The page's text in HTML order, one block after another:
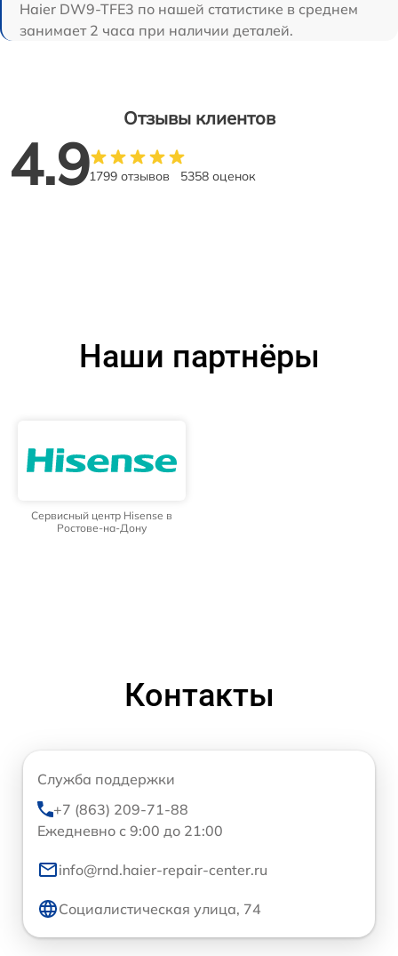
Haier DW9-TFE3 по нашей статистике в среднем
занимает 2 часа при наличии деталей.
Отзывы клиентов
4.91799 отзывов 5358 оценок
Наши партнёры
Сервисный центр Hisense в
Ростове-на-Дону
Контакты
Служба поддержки
+7 (863) 209-71-88
Ежедневно с 9:00 до 21:00
info@rnd.haier-repair-center.ru
Социалистическая улица, 74